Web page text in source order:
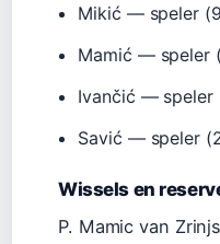
Mikić — speler
Mamić — speler
Ivančić — speler
Savić — speler
Wissels en
P. Mamic van